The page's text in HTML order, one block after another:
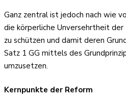
Ganz zentral ist jedoch nach wie
die körperliche Unversehrtheit der
zu schützen und damit deren
Satz 1 GG mittels des
umzusetzen.
Kernpunkte der Reform